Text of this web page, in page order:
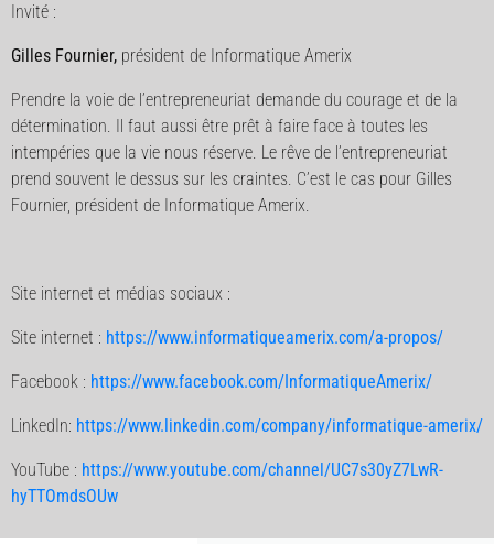
Invité :
Gilles Fournier, président de Informatique Amerix
Prendre la voie de l’entrepreneuriat demande du courage et de la
détermination. Il faut aussi être prêt à faire face à toutes les
intempéries que la vie nous réserve. Le rêve de l’entrepreneuriat
prend souvent le dessus sur les craintes. C’est le cas pour Gilles
Fournier, président de Informatique Amerix.
Site internet et médias sociaux :
Site internet : https://www.informatiqueamerix.com/a-propos/
Facebook : https://www.facebook.com/InformatiqueAmerix/
LinkedIn: https://www.linkedin.com/company/informatique-amerix/
YouTube : https://www.youtube.com/channel/UC7s30yZ7LwR-
hyTTOmdsOUw